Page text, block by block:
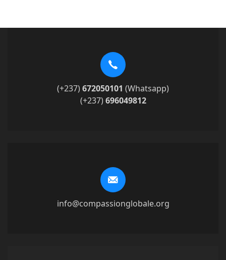
(+237) 672050101 (Whatsapp)
(+237) 696049812
info@compassionglobale.org